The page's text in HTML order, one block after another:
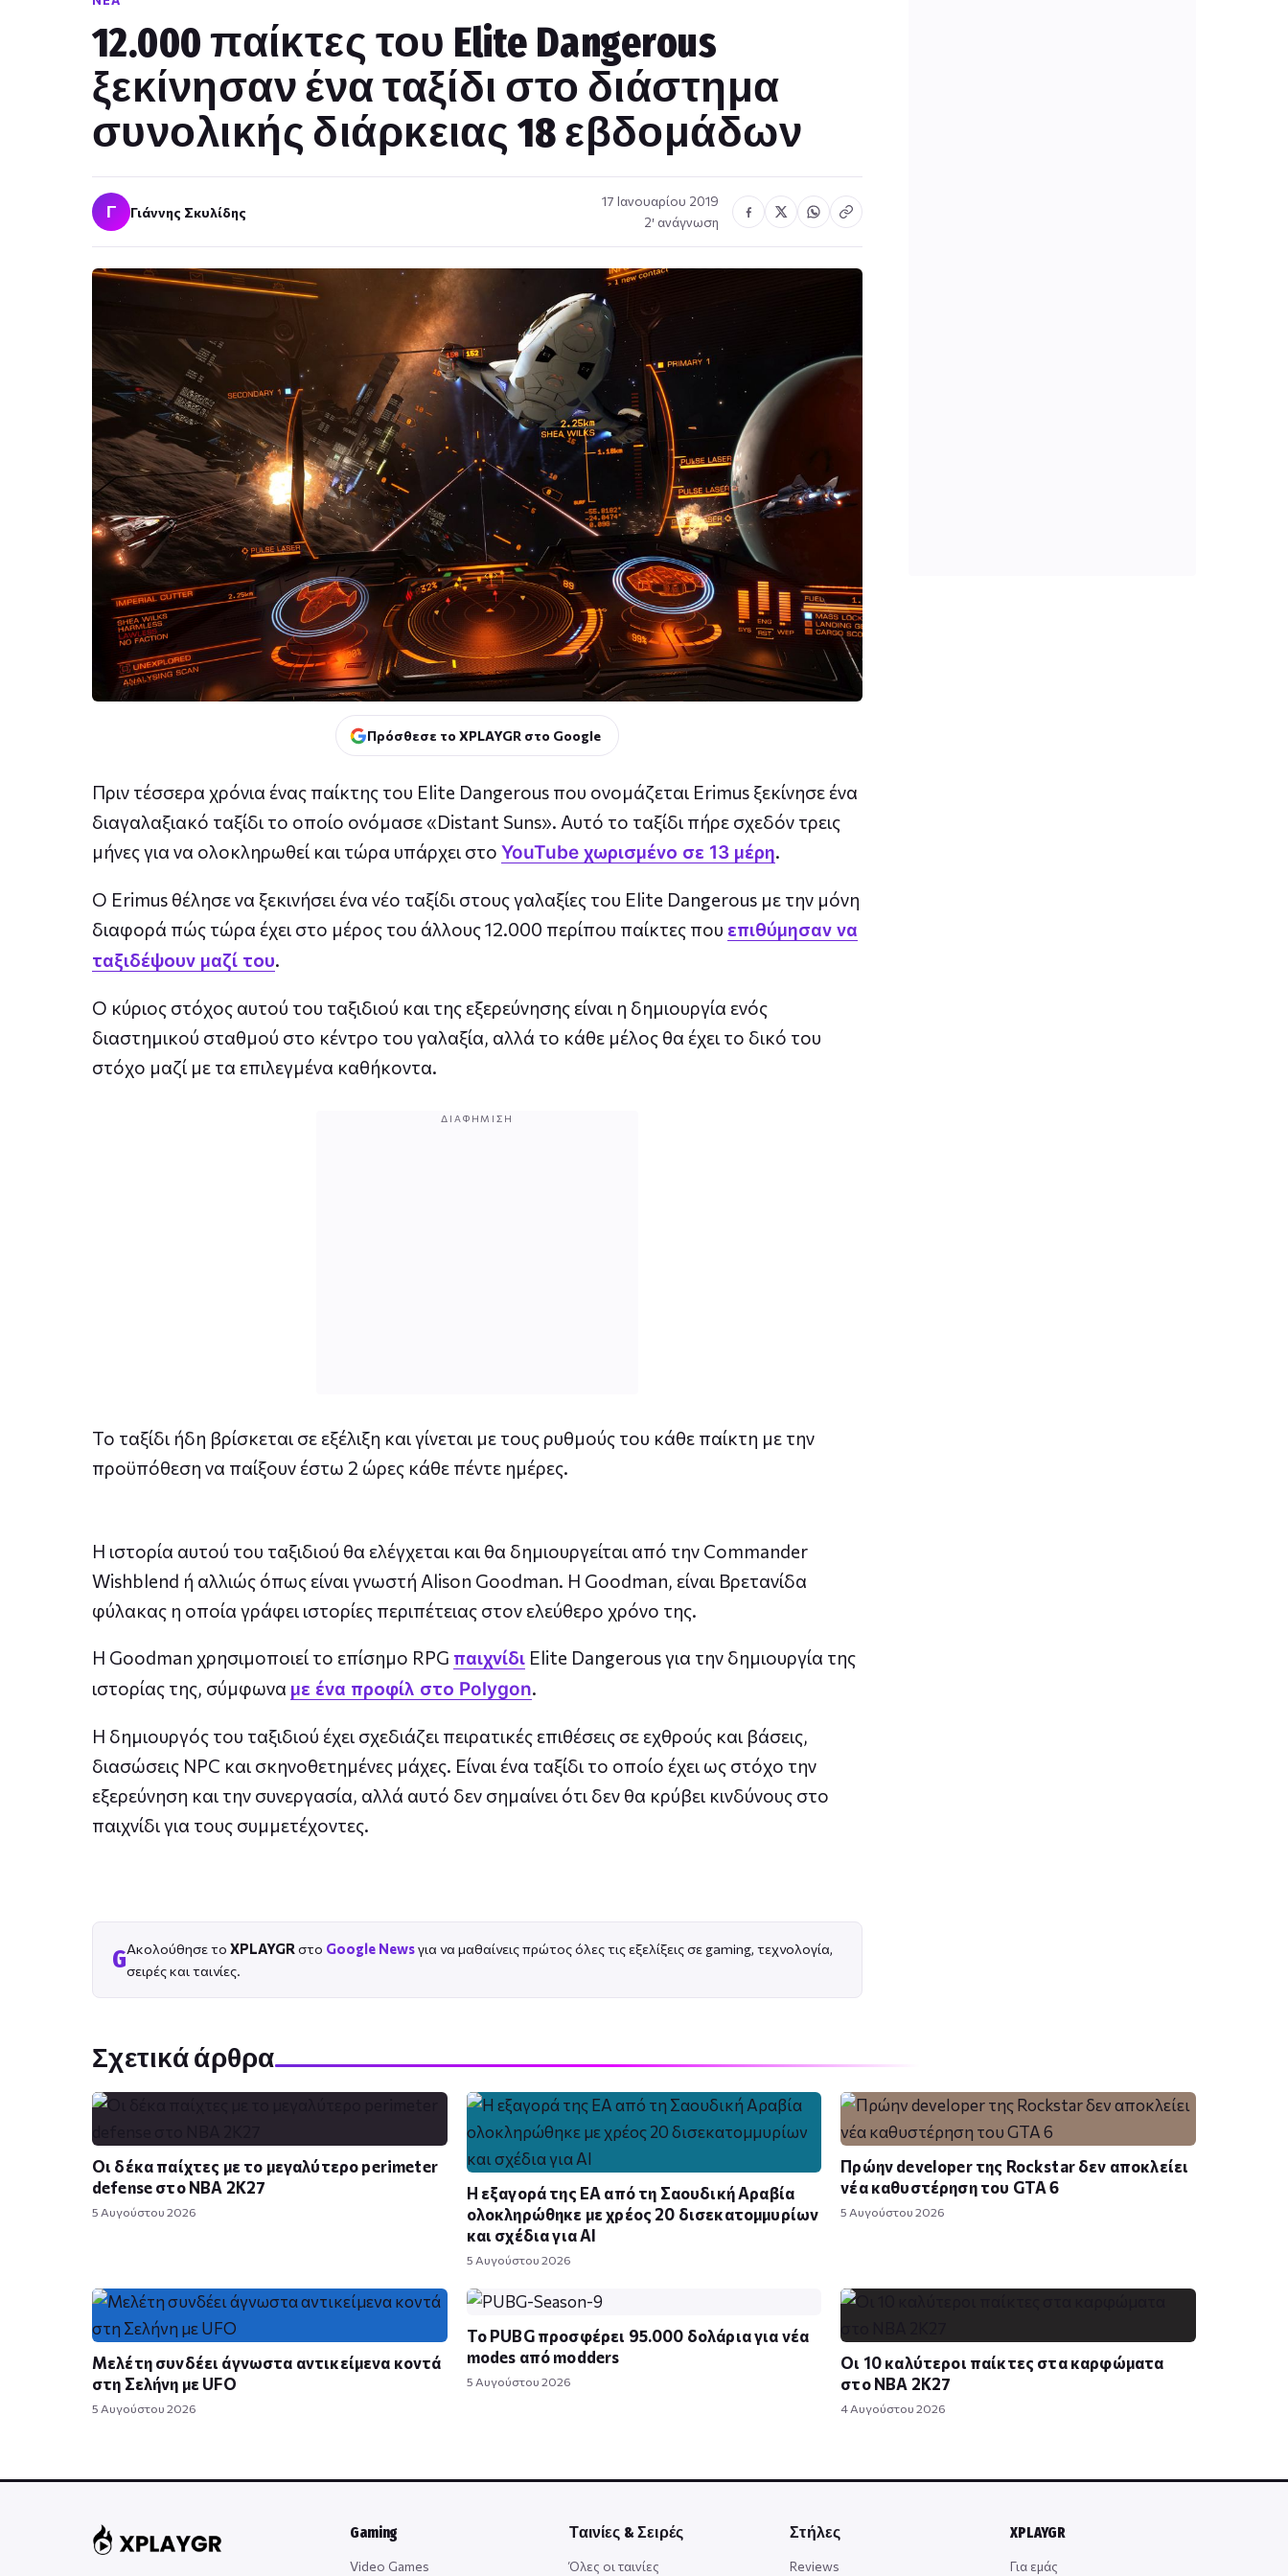
12.000 παίκτες του Elite Dangerous
ξεκίνησαν ένα ταξίδι στο διάστημα
συνολικής διάρκειας 18 εβδομάδων
Γ Γιάννης Σκυλίδης
17 Ιανουαρίου 2019
2′ ανάγνωση
Πρόσθεσε το XPLAYGR στο Google
Πριν τέσσερα χρόνια ένας παίκτης του Elite Dangerous που ονομάζεται Erimus ξεκίνησε ένα
διαγαλαξιακό ταξίδι το οποίο ονόμασε «Distant Suns». Αυτό το ταξίδι πήρε σχεδόν τρεις
μήνες για να ολοκληρωθεί και τώρα υπάρχει στο YouTube χωρισμένο σε 13 μέρη.
Ο Erimus θέλησε να ξεκινήσει ένα νέο ταξίδι στους γαλαξίες του Elite Dangerous με την μόνη
διαφορά πώς τώρα έχει στο μέρος του άλλους 12.000 περίπου παίκτες που επιθύμησαν να
ταξιδέψουν μαζί του.
Ο κύριος στόχος αυτού του ταξιδιού και της εξερεύνησης είναι η δημιουργία ενός
διαστημικού σταθμού στο κέντρο του γαλαξία, αλλά το κάθε μέλος θα έχει το δικό του
στόχο μαζί με τα επιλεγμένα καθήκοντα.
ΔΙΑΦΉΜΙΣΗ
Το ταξίδι ήδη βρίσκεται σε εξέλιξη και γίνεται με τους ρυθμούς του κάθε παίκτη με την
προϋπόθεση να παίξουν έστω 2 ώρες κάθε πέντε ημέρες.
Η ιστορία αυτού του ταξιδιού θα ελέγχεται και θα δημιουργείται από την Commander
Wishblend ή αλλιώς όπως είναι γνωστή Alison Goodman. H Goodman, είναι Βρετανίδα
φύλακας η οποία γράφει ιστορίες περιπέτειας στον ελεύθερο χρόνο της.
Η Goodman χρησιμοποιεί το επίσημο RPG παιχνίδι Elite Dangerous για την δημιουργία της
ιστορίας της, σύμφωνα με ένα προφίλ στο Polygon.
Η δημιουργός του ταξιδιού έχει σχεδιάζει πειρατικές επιθέσεις σε εχθρούς και βάσεις,
διασώσεις NPC και σκηνοθετημένες μάχες. Είναι ένα ταξίδι το οποίο έχει ως στόχο την
εξερεύνηση και την συνεργασία, αλλά αυτό δεν σημαίνει ότι δεν θα κρύβει κινδύνους στο
παιχνίδι για τους συμμετέχοντες.
GΑκολούθησε το XPLAYGR στο Google Newsγια να μαθαίνεις πρώτος όλες τις εξελίξεις σε gaming, τεχνολογία,
σειρές και ταινίες.
Σχετικά άρθρα
Οι δέκα παίχτες με το μεγαλύτερο perimeter
defense στο NBA 2K27
5 Αυγούστου 2026
Η εξαγορά της EA από τη Σαουδική Αραβία
ολοκληρώθηκε με χρέος 20 δισεκατομμυρίων
και σχέδια για AI
5 Αυγούστου 2026
Πρώην developer της Rockstar δεν αποκλείει
νέα καθυστέρηση του GTA 6
5 Αυγούστου 2026
Μελέτη συνδέει άγνωστα αντικείμενα κοντά
στη Σελήνη με UFO
5 Αυγούστου 2026
Το PUBG προσφέρει 95.000 δολάρια για νέα
modes από modders
5 Αυγούστου 2026
Οι 10 καλύτεροι παίκτες στα καρφώματα
στο NBA 2K27
4 Αυγούστου 2026
Gaming
Video Games
Ταινίες & Σειρές
Όλες οι ταινίες
Στήλες
Reviews
XPLAYGR
Για εμάς